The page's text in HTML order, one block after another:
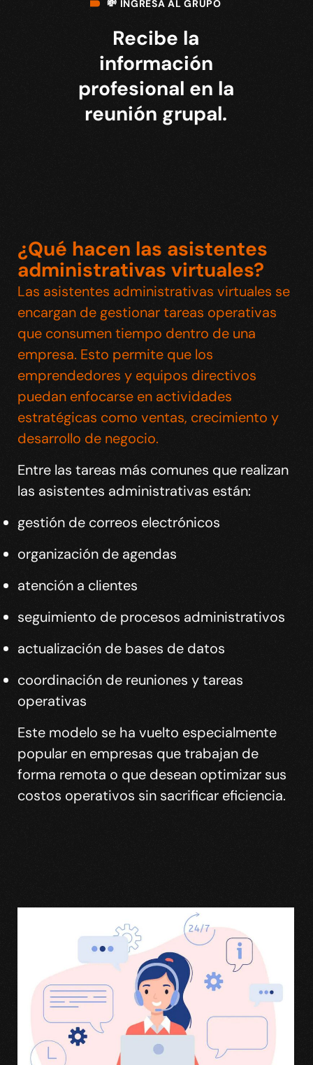
💸 INGRESA AL GRUPO
Recibe la
información
profesional en la
reunión grupal.
¿Qué hacen las asistentes
administrativas virtuales?
Las asistentes administrativas virtuales se
encargan de gestionar tareas operativas
que consumen tiempo dentro de una
empresa. Esto permite que los
emprendedores y equipos directivos
puedan enfocarse en actividades
estratégicas como ventas, crecimiento y
desarrollo de negocio.
Entre las tareas más comunes que realizan
las asistentes administrativas están:
gestión de correos electrónicos
organización de agendas
atención a clientes
seguimiento de procesos administrativos
actualización de bases de datos
coordinación de reuniones y tareas
operativas
Este modelo se ha vuelto especialmente
popular en empresas que trabajan de
forma remota o que desean optimizar sus
costos operativos sin sacrificar eficiencia.